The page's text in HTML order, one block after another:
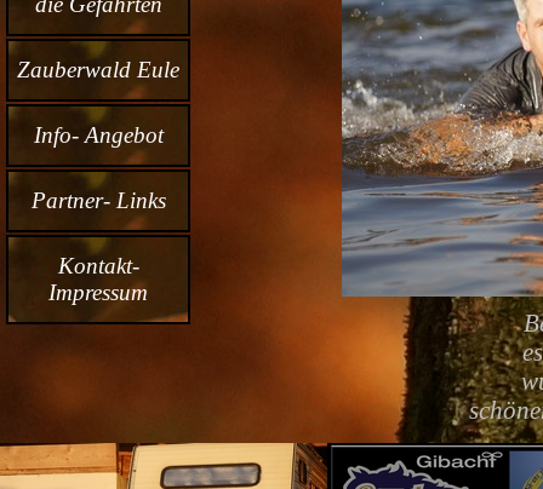
Zauberwald Eule
Info- Angebot
Partner- Links
Kontakt-
Impressum